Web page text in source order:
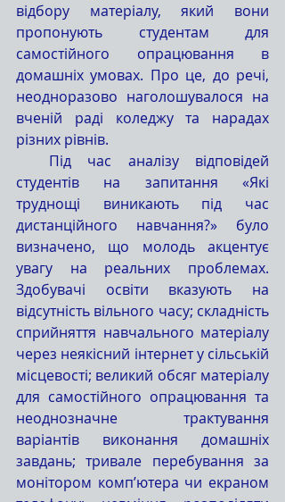
відбору матеріалу, який вони
пропонують студентам для
самостійного опрацювання в
домашніх умовах. Про це, до речі,
неодноразово наголошувалося на
вченій раді коледжу та нарадах
різних рівнів.
студентів на запитання «Які
труднощі виникають під час
дистанційного навчання?» було
визначено, що молодь акцентує
увагу на реальних проблемах.
Здобувачі освіти вказують на
відсутність вільного часу; складність
сприйняття навчального матеріалу
через неякісний інтернет у сільській
місцевості; великий обсяг матеріалу
для самостійного опрацювання та
неоднозначне трактування
варіантів виконання домашніх
завдань; тривале перебування за
монітором комп’ютера чи екраном